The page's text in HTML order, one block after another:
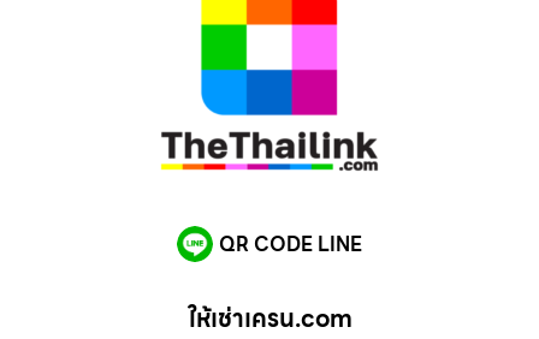
QR CODE LINE
ให้เช่าเครน.com